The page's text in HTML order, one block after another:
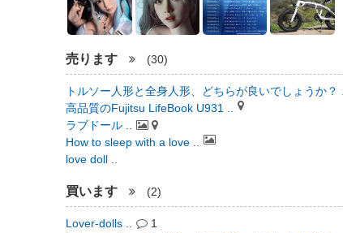
売ります (30)
トルソー人形と全身人形、どちらが良いでしょうか？ ..
高品質のFujitsu LifeBook U931 ..
ラブドール ..
How to sleep with a love ..
love doll ..
買います (2)
Lover-dolls .. 1